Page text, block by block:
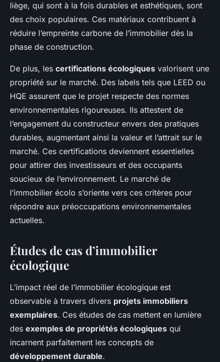
liège, qui sont à la fois durables et esthétiques, sont
des choix populaires. Ces matériaux contribuent à
réduire l’empreinte carbone de l’immobilier dès la
phase de construction.
De plus, les certifications écologiques valorisent une
propriété sur le marché. Des labels tels que LEED ou
HQE assurent que le projet respecte des normes
environnementales rigoureuses. Ils attestent de
l’engagement du constructeur envers des pratiques
durables, augmentant ainsi la valeur et l’attrait sur le
marché. Ces certifications deviennent essentielles
pour attirer des investisseurs et des occupants
soucieux de l’environnement. Le marché de
l’immobilier écolo s’oriente vers ces critères pour
répondre aux préoccupations environnementales
actuelles.
Études de cas d’immobilier
écologique
L’impact réel de l’immobilier écologique est
observable à travers divers projets immobiliers
exemplaires. Ces études de cas mettent en lumière
des exemples de propriétés écologiques qui
incarnent parfaitement les concepts de
développement durable.